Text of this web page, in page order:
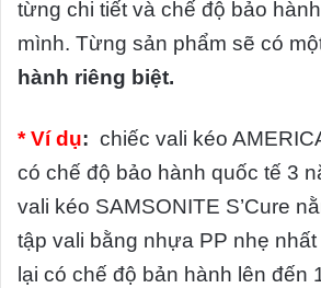
từng chi tiết và chế độ bảo
mình. Từng sản phẩm sẽ có
hành riêng biệt.
* Ví dụ: chiếc vali kéo
có chế độ bảo hành quốc tế 3
vali kéo SAMSONITE S’Cure
tập vali bằng nhựa PP nhẹ
lại có chế độ bản hành lên đến